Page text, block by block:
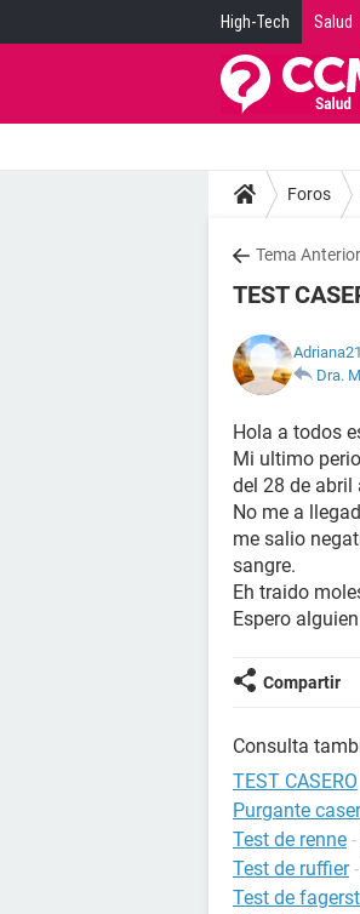
High-Tech Salud
Foros
Tema Anterior
TEST
Dra.
Hola a todos
Mi ultimo
del 28 de abril
No me a
me salio
sangre.
Eh traido
Espero
Compartir
Consulta
TEST CASERO
Purgante
Test de renne -
Test de ruffier -
Test de